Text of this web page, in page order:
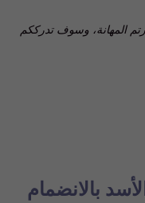
المهانة، وسوف تدرككم
بالانضمام